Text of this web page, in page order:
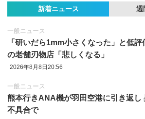
新着ニュース 週
一般ニュース
「研いだら1mm小さくなった」と低評
の老舗刃物店「悲しくなる」
2026年8月8日20:56
一般ニュース
熊本行きANA機が羽田空港に引き返し
不具合で